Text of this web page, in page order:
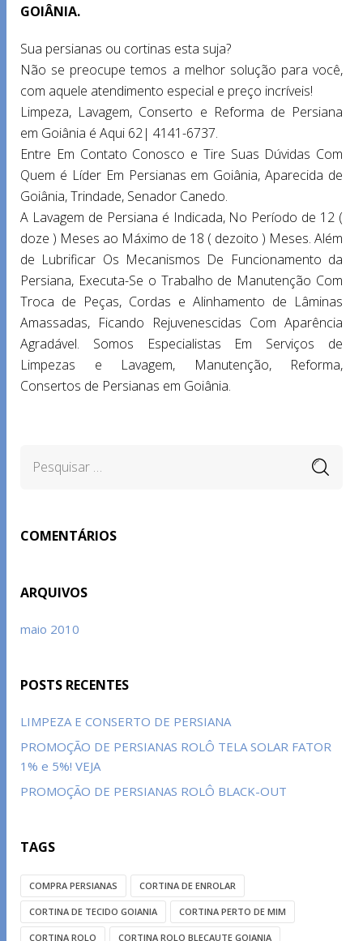
GOIÂNIA.
Sua persianas ou cortinas esta suja?
Não se preocupe temos a melhor solução para você,
com aquele atendimento especial e preço incríveis!
Limpeza, Lavagem, Conserto e Reforma de Persiana
em Goiânia é Aqui 62| 4141-6737.
Entre Em Contato Conosco e Tire Suas Dúvidas Com
Quem é Líder Em Persianas em Goiânia, Aparecida de
Goiânia, Trindade, Senador Canedo.
A Lavagem de Persiana é Indicada, No Período de 12 (
doze ) Meses ao Máximo de 18 ( dezoito ) Meses. Além
de Lubrificar Os Mecanismos De Funcionamento da
Persiana, Executa-Se o Trabalho de Manutenção Com
Troca de Peças, Cordas e Alinhamento de Lâminas
Amassadas, Ficando Rejuvenescidas Com Aparência
Agradável. Somos Especialistas Em Serviços de
Limpezas e Lavagem, Manutenção, Reforma,
Consertos de Persianas em Goiânia.
COMENTÁRIOS
ARQUIVOS
maio 2010
POSTS RECENTES
LIMPEZA E CONSERTO DE PERSIANA
PROMOÇÃO DE PERSIANAS ROLÔ TELA SOLAR FATOR
1% e 5%! VEJA
PROMOÇÃO DE PERSIANAS ROLÔ BLACK-OUT
TAGS
COMPRA PERSIANAS CORTINA DE ENROLAR
CORTINA DE TECIDO GOIANIA CORTINA PERTO DE MIM
CORTINA ROLO CORTINA ROLO BLECAUTE GOIANIA